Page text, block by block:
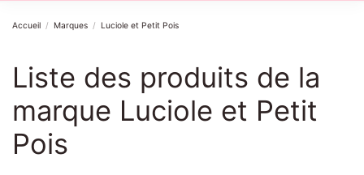
Accueil Marques Luciole et Petit Pois
Liste des produits de la
marque Luciole et Petit
Pois